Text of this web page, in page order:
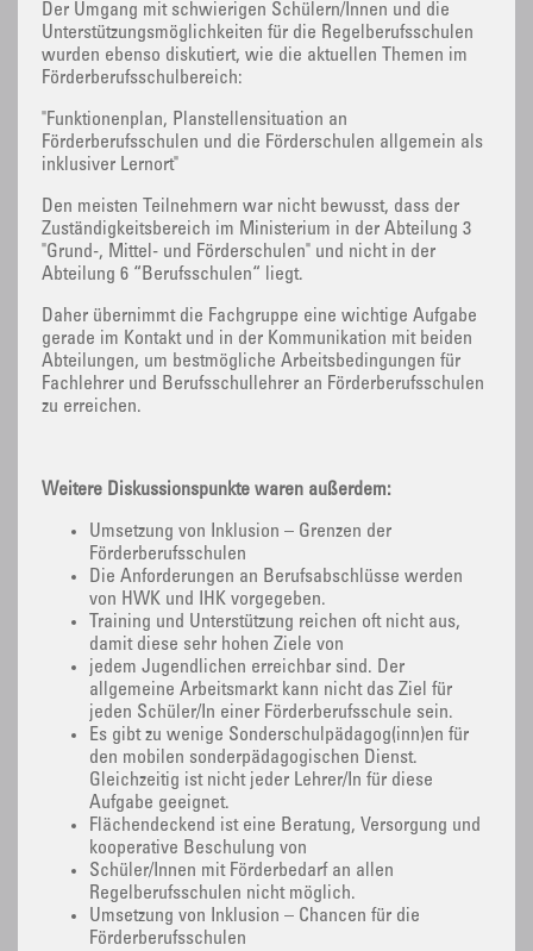
Der Umgang mit schwierigen Schülern/Innen und die
Unterstützungsmöglichkeiten für die Regelberufsschulen
wurden ebenso diskutiert, wie die aktuellen Themen im
Förderberufsschulbereich:
"Funktionenplan, Planstellensituation an
Förderberufsschulen und die Förderschulen allgemein als
inklusiver Lernort"
Den meisten Teilnehmern war nicht bewusst, dass der
Zuständigkeitsbereich im Ministerium in der Abteilung 3
"Grund-, Mittel- und Förderschulen" und nicht in der
Abteilung 6 “Berufsschulen“ liegt.
Daher übernimmt die Fachgruppe eine wichtige Aufgabe
gerade im Kontakt und in der Kommunikation mit beiden
Abteilungen, um bestmögliche Arbeitsbedingungen für
Fachlehrer und Berufsschullehrer an Förderberufsschulen
zu erreichen.
Weitere Diskussionspunkte waren außerdem:
Umsetzung von Inklusion – Grenzen der
Förderberufsschulen
Die Anforderungen an Berufsabschlüsse werden
von HWK und IHK vorgegeben.
Training und Unterstützung reichen oft nicht aus,
damit diese sehr hohen Ziele von
jedem Jugendlichen erreichbar sind. Der
allgemeine Arbeitsmarkt kann nicht das Ziel für
jeden Schüler/In einer Förderberufsschule sein.
Es gibt zu wenige Sonderschulpädagog(inn)en für
den mobilen sonderpädagogischen Dienst.
Gleichzeitig ist nicht jeder Lehrer/In für diese
Aufgabe geeignet.
Flächendeckend ist eine Beratung, Versorgung und
kooperative Beschulung von
Schüler/Innen mit Förderbedarf an allen
Regelberufsschulen nicht möglich.
Umsetzung von Inklusion – Chancen für die
Förderberufsschulen